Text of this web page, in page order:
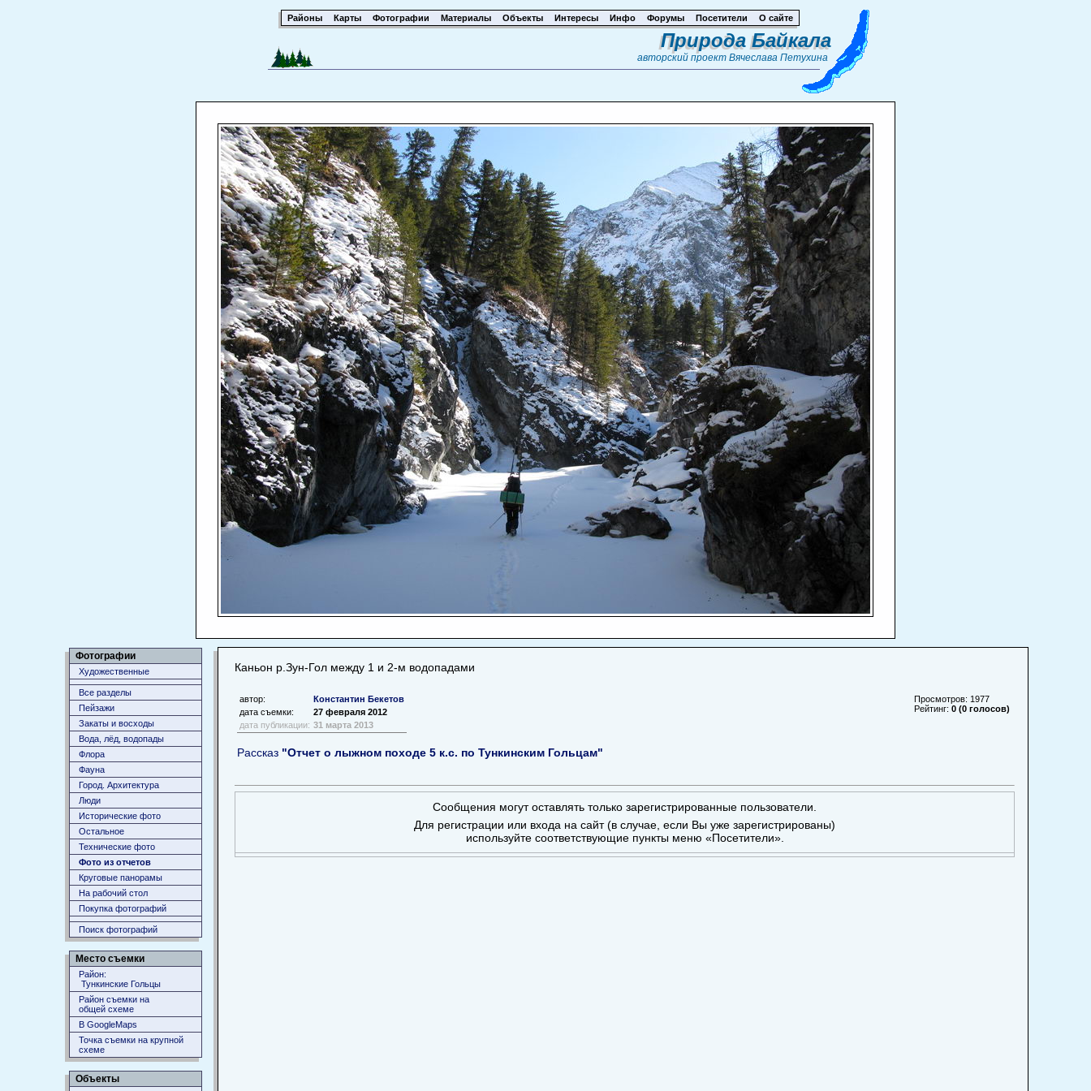
Районы Карты Фотографии Материалы Объекты Интересы Инфо Форумы Посетители О сайте
Природа Байкала
авторский проект Вячеслава Петухина
Фотографии
Художественные
Все разделы
Пейзажи
Закаты и восходы
Вода, лёд, водопады
Флора
Фауна
Город. Архитектура
Люди
Исторические фото
Остальное
Технические фото
Фото из отчетов
Круговые панорамы
На рабочий стол
Покупка фотографий
Поиск фотографий
Место съемки
Район:
Тункинские Гольцы
Район съемки на
общей схеме
В GoogleMaps
Точка съемки на крупной
схеме
Объекты
Каньон р.Зун-Гол между 1 и 2-м водопадами
автор:
Константин Бекетов
дата съемки:
27 февраля 2012
дата публикации: 31 марта 2013
Рассказ "Отчет о лыжном походе 5 к.с. по Тункинским Гольцам"
Просмотров: 1977
Рейтинг: 0 (0 голосов)
Сообщения могут оставлять только зарегистрированные пользователи.
Для регистрации или входа на сайт (в случае, если Вы уже зарегистрированы)
используйте соответствующие пункты меню «Посетители».